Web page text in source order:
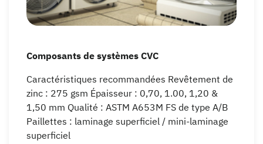
Composants de systèmes CVC
Caractéristiques recommandées Revêtement de
zinc : 275 gsm Épaisseur : 0,70, 1.00, 1,20 &
1,50 mm Qualité : ASTM A653M FS de type A/B
Paillettes : laminage superficiel / mini-laminage
superficiel